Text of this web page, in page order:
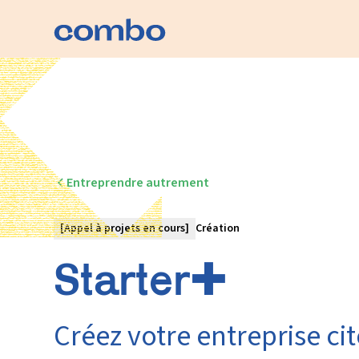
Entreprendre autrement
[Appel à projets en cours] Création
Starter✚
Créez votre entreprise